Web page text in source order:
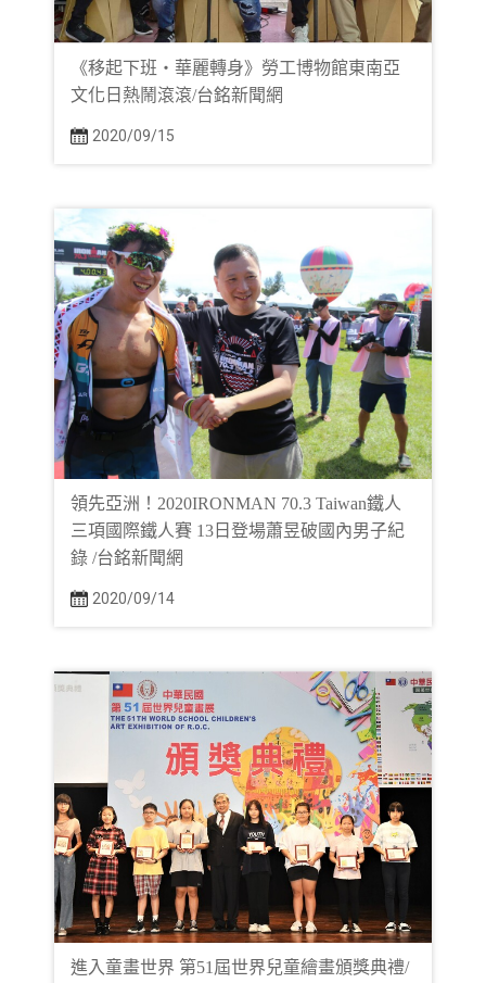
《移起下班‧華麗轉身》勞工博物館東南亞
文化日熱鬧滾滾/台銘新聞網
2020/09/15
領先亞洲！2020IRONMAN 70.3 Taiwan鐵人
三項國際鐵人賽 13日登場蕭昱破國內男子紀
錄 /台銘新聞網
2020/09/14
進入童畫世界 第51屆世界兒童繪畫頒獎典禮/